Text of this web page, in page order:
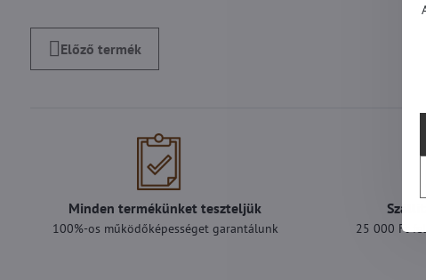
Előző termék
Minden termékünket teszteljük
100%-os működőképességet garantálunk 25 000 Ft